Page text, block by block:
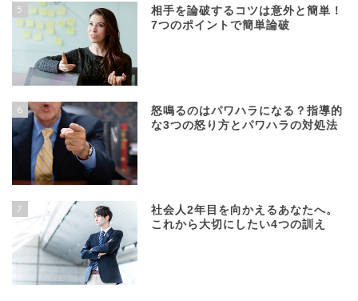
5
相手を論破するコツは意外と簡単！
7つのポイントで簡単論破
6
怒鳴るのはパワハラになる？指導的
な3つの怒り方とパワハラの対処法
7
社会人2年目を向かえるあなたへ。
これから大切にしたい4つの訓え